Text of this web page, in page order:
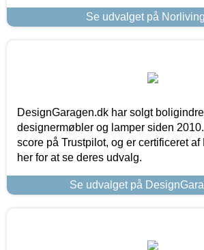
Se udvalget på
DesignGaragen.dk har solgt
designermøbler og lamper siden
score på Trustpilot, og er certificeret
her for at se deres udvalg.
Se udvalget på